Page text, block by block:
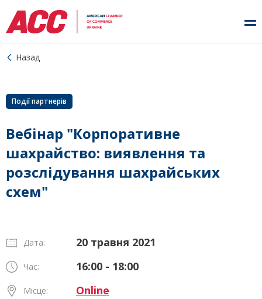
Назад
Події партнерів
Вебінар "Корпоративне
шахрайство: виявлення та
розслідування шахрайських
схем"
Дата: 20 травня 2021
Час: 16:00 - 18:00
Місце: Online